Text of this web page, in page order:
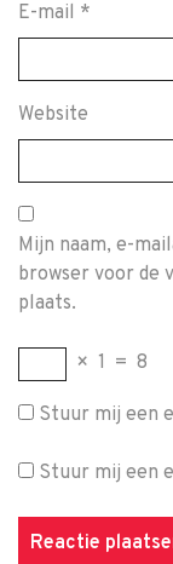
E-mail *
Website
Mijn naam, e-
browser voor de
plaats.
× 1 = 8
Stuur mij een
Stuur mij een